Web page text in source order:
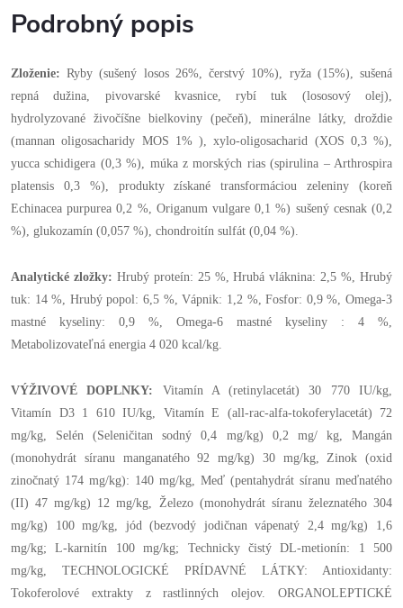
Podrobný popis
Zloženie:Ryby (sušený losos 26%, čerstvý 10%), ryža (15%), sušená
repná dužina, pivovarské kvasnice, rybí tuk (lososový olej),
hydrolyzované živočíšne bielkoviny (pečeň), minerálne látky, droždie
(mannan oligosacharidy MOS 1% ), xylo-oligosacharid (XOS 0,3 %),
yucca schidigera (0,3 %), múka z morských rias (spirulina – Arthrospira
platensis 0,3 %), produkty získané transformáciou zeleniny (koreň
Echinacea purpurea 0,2 %, Origanum vulgare 0,1 %) sušený cesnak (0,2
%), glukozamín (0,057 %), chondroitín sulfát (0,04 %).
Analytické zložky: Hrubý proteín: 25 %, Hrubá vláknina: 2,5 %, Hrubý
tuk: 14 %, Hrubý popol: 6,5 %, Vápnik: 1,2 %, Fosfor: 0,9 %, Omega-3
mastné kyseliny: 0,9 %, Omega-6 mastné kyseliny : 4 %,
Metabolizovateľná energia 4 020 kcal/kg.
VÝŽIVOVÉ DOPLNKY: Vitamín A (retinylacetát) 30 770 IU/kg,
Vitamín D3 1 610 IU/kg, Vitamín E (all-rac-alfa-tokoferylacetát) 72
mg/kg, Selén (Seleničitan sodný 0,4 mg/kg) 0,2 mg/ kg, Mangán
(monohydrát síranu manganatého 92 mg/kg) 30 mg/kg, Zinok (oxid
zinočnatý 174 mg/kg): 140 mg/kg, Meď (pentahydrát síranu meďnatého
(II) 47 mg/kg) 12 mg/kg, Železo (monohydrát síranu železnatého 304
mg/kg) 100 mg/kg, jód (bezvodý jodičnan vápenatý 2,4 mg/kg) 1,6
mg/kg; L-karnitín 100 mg/kg; Technicky čistý DL-metionín: 1 500
mg/kg, TECHNOLOGICKÉ PRÍDAVNÉ LÁTKY: Antioxidanty:
Tokoferolové extrakty z rastlinných olejov. ORGANOLEPTICKÉ